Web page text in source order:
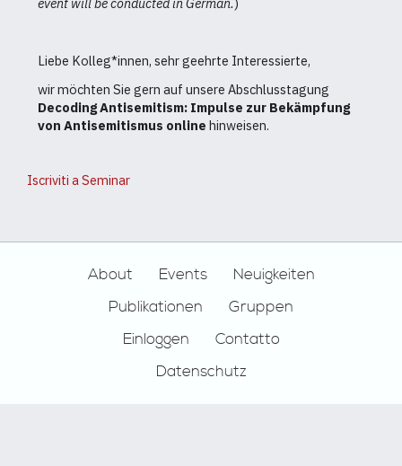
von
//
Impulses
for
combatting
Liebe Kolleg*innen, sehr geehrte Interessierte,
wir möchten Sie gern auf unsere Abschlusstagung
Decoding Antisemitism: Impulse zur Bekämpfung
von Antisemitismus online hinweisen.
Iscriviti a Seminar
About Events
Neuigkeiten
Publikationen
Gruppen
Einloggen
Contatto
Datenschutz